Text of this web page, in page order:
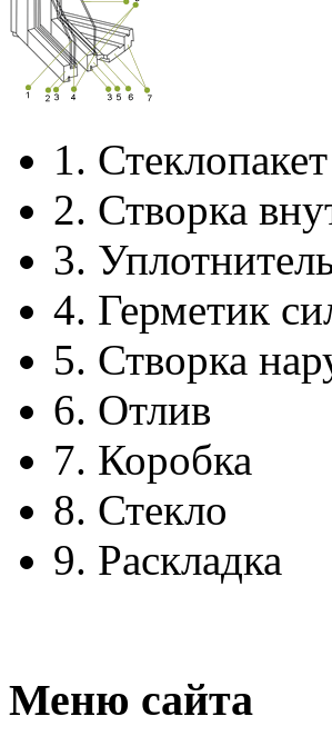
1. Стеклопакет
2. Створка
3.
4. Герметик
5. Створка
6. Отлив
7. Коробка
8. Стекло
9. Раскладка
Меню сайта